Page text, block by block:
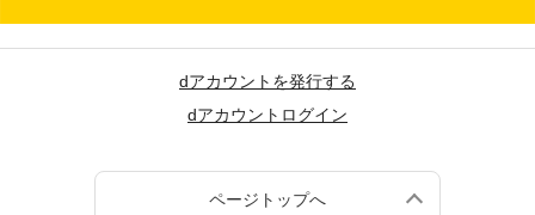
dアカウントを発行する
dアカウントログイン
ページトップへ